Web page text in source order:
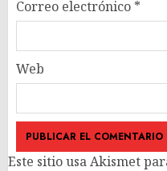
Correo electrónico *
Web
Este sitio usa Akismet